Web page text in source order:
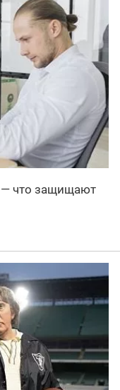
что защищают